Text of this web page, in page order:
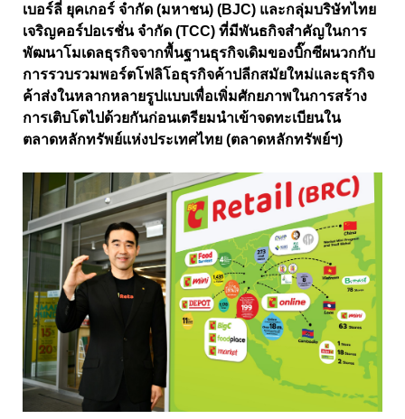
เบอร์ลี่ ยุคเกอร์ จำกัด (มหาชน) (BJC) และกลุ่มบริษัทไทย
เจริญคอร์ปอเรชั่น จำกัด (TCC) ที่มีพันธกิจสำคัญในการ
พัฒนาโมเดลธุรกิจจากพื้นฐานธุรกิจเดิมของบิ๊กซีผนวกกับ
การรวบรวมพอร์ตโฟลิโอธุรกิจค้าปลีกสมัยใหม่และธุรกิจ
ค้าส่งในหลากหลายรูปแบบเพื่อเพิ่มศักยภาพในการสร้าง
การเติบโตไปด้วยกันก่อนเตรียมนำเข้าจดทะเบียนใน
ตลาดหลักทรัพย์แห่งประเทศไทย (ตลาดหลักทรัพย์ฯ)